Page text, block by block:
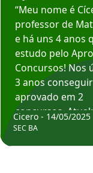
“Meu nome é
professor de
e há uns 4 anos
estudo pelo
Concursos! Nos
3 anos
aprovado em 2
concursos.
estou atuando
Cicero - 14/05/2025
SEC BA